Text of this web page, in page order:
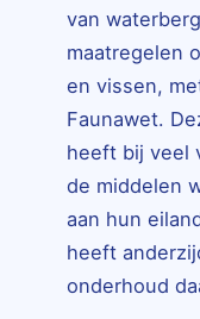
van
maatregelen
en vissen,
Faunawet.
heeft bij veel
de middelen
aan hun
heeft
onderhoud